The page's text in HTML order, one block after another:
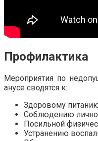
Профилактика
Мероприятия по
анусе сводятся к:
Здоровому
Соблюдению
Посильной
Устранению